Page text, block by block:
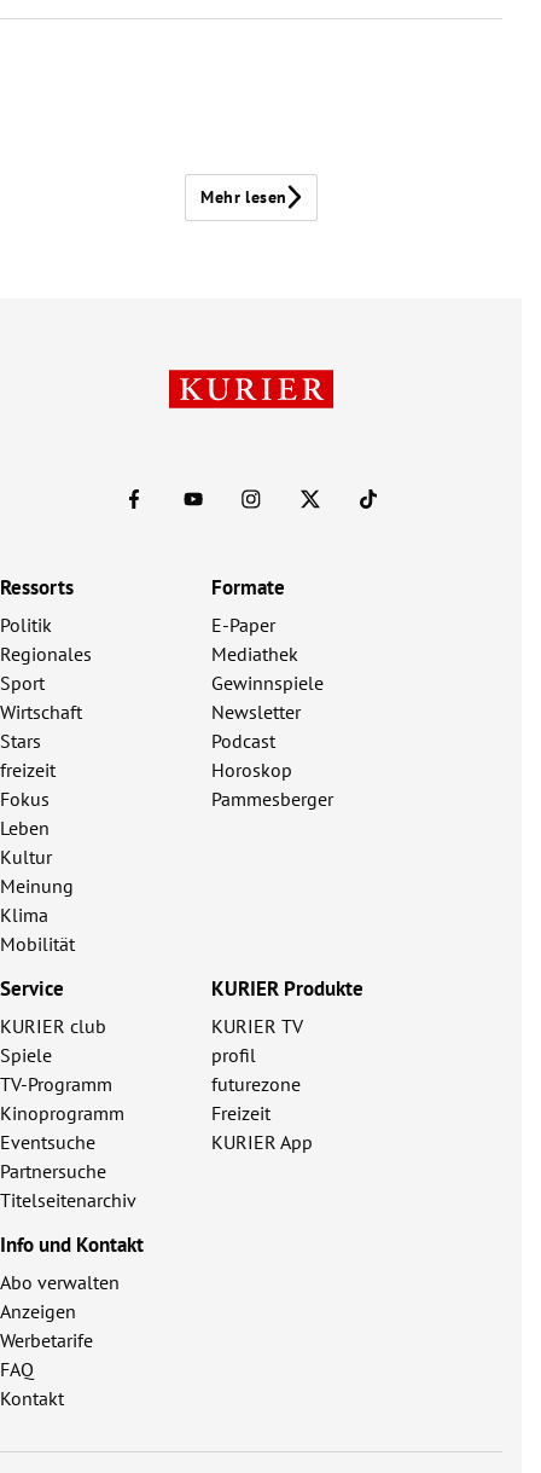
Mehr lesen
Ressorts
Politik
Regionales
Sport
Wirtschaft
Stars
freizeit
Fokus
Leben
Kultur
Meinung
Klima
Mobilität
Formate
E-Paper
Mediathek
Gewinnspiele
Newsletter
Podcast
Horoskop
Pammesberger
Service
KURIER club
Spiele
TV-Programm
Kinoprogramm
Eventsuche
Partnersuche
Titelseitenarchiv
KURIER Produkte
KURIER TV
profil
futurezone
Freizeit
KURIER App
Info und Kontakt
Abo verwalten
Anzeigen
Werbetarife
FAQ
Kontakt